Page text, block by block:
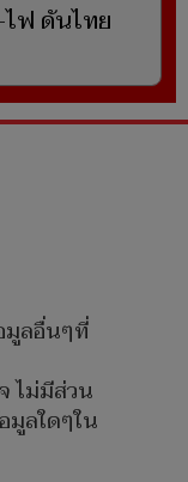
ไฟ ดันไทย
ลอื่นๆที่
ไม่มีส่วน
มูลใดๆใน